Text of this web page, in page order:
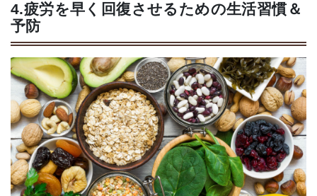
4.疲労を早く回復させるための生活習慣＆
予防